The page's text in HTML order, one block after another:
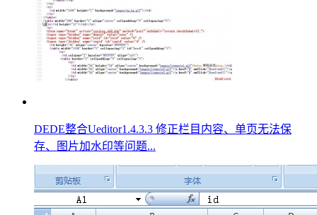
DEDE整合Ueditor1.4.3.3 修正栏目内容、单页无法保
存、图片加水印等问题...